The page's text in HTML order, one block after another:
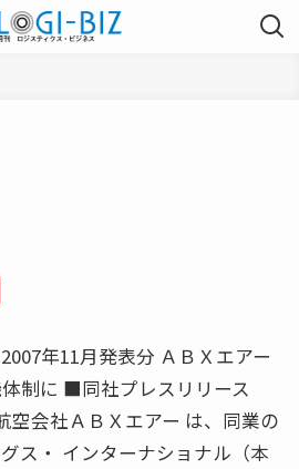
年11月発表分 ＡＢＸエアー
制に ■同社プレスリリース
会社ＡＢＸエアー は、同業の
ス・ インターナショナル（本